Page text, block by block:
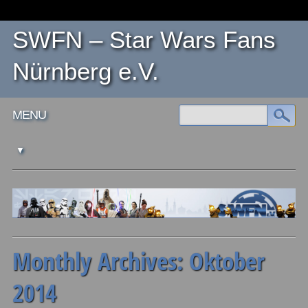
SWFN – Star Wars Fans
Nürnberg e.V.
Main menu
MENU
Monthly Archives: Oktober
2014